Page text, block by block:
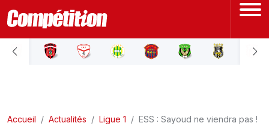
ACCUEIL
LIGUE 2
Accueil Actualités Ligue 1 ESS : Sayoud ne viendra pas !